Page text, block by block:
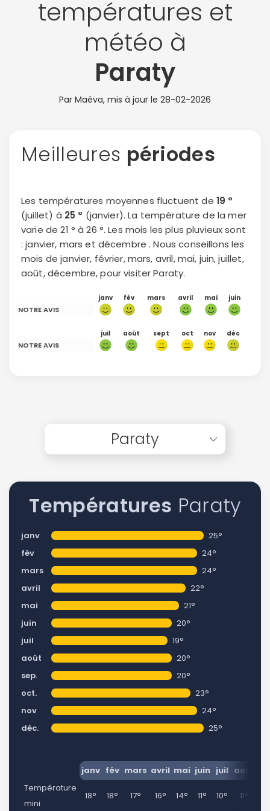
températures et
météo à
Paraty
Par Maéva, mis à jour le 28-02-2026
Meilleures périodes
Les températures moyennes fluctuent de 19 °
(juillet) à 25 ° (janvier). La température de la mer
varie de 21 ° à 26 °. Les mois les plus pluvieux sont
: janvier, mars et décembre . Nous conseillons les
mois de janvier, février, mars, avril, mai, juin, juillet,
août, décembre, pour visiter Paraty.
janv fév mars avril mai juin
NOTRE AVIS
juil août sept oct nov déc
NOTRE AVIS
Paraty
Températures Paraty
janv
25°
fév
24°
mars
24°
avril
22°
mai
21°
juin
20°
juil
19°
août
20°
sep.
20°
oct.
23°
nov
24°
déc.
25°
janv fév mars avril mai juin juil août
Température
mini
18° 18° 17° 16° 14° 11° 10° 11°